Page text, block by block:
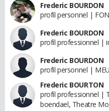
Frederic BOURDON
profil personnel |
Frederic BOURDON
profil professionnel |
Frederic BOURDON
profil personnel |
Frederic BOURTON
profil professionnel |
boendael, Theatre